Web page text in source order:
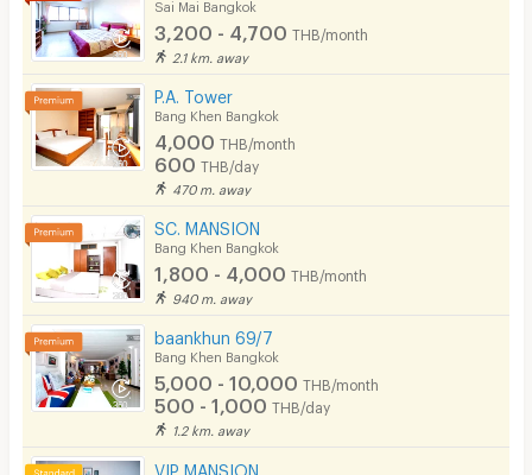
Phone
Parking
Bicycle Parking
Lift
Fitness
In-room WIFI
Cable TV
Security keycard
Security finger print
CCTV
Sai Mai Bangkok
3,200 - 4,700 THB/month
2.1 km. away
P.A. Tower
Bang Khen Bangkok
4,000 THB/month
600 THB/day
470 m. away
SC. MANSION
Bang Khen Bangkok
1,800 - 4,000 THB/month
940 m. away
baankhun 69/7
Bang Khen Bangkok
5,000 - 10,000 THB/month
500 - 1,000 THB/day
1.2 km. away
VIP MANSION